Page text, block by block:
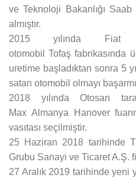
ve Teknoloji Bakanlığı Saab
almıştır.
2015 yılında
otomobil Tofaş fabrikasında
uretime başladıktan sonra 5
satan otomobil olmayı
2018 yılında Otosan
Max Almanya Hanover
vasıtası seçilmiştir.
25 Haziran 2018 tarihinde
Grubu Sanayi ve Ticaret A.Ş.
27 Aralık 2019 tarihinde yeni